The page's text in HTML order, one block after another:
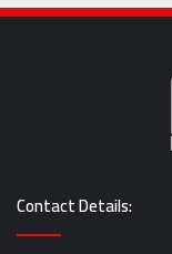
Contact Details: